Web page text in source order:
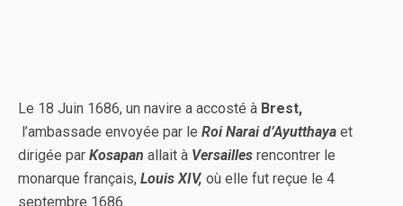
Le 18 Juin 1686, un navire a accosté à Brest,
l’ambassade envoyée par le Roi Naraid’Ayutthaya et
dirigée par Kosapan allait à Versailles rencontrer le
monarque français, Louis XIV, où elle fut reçue le 4
septembre 1686.